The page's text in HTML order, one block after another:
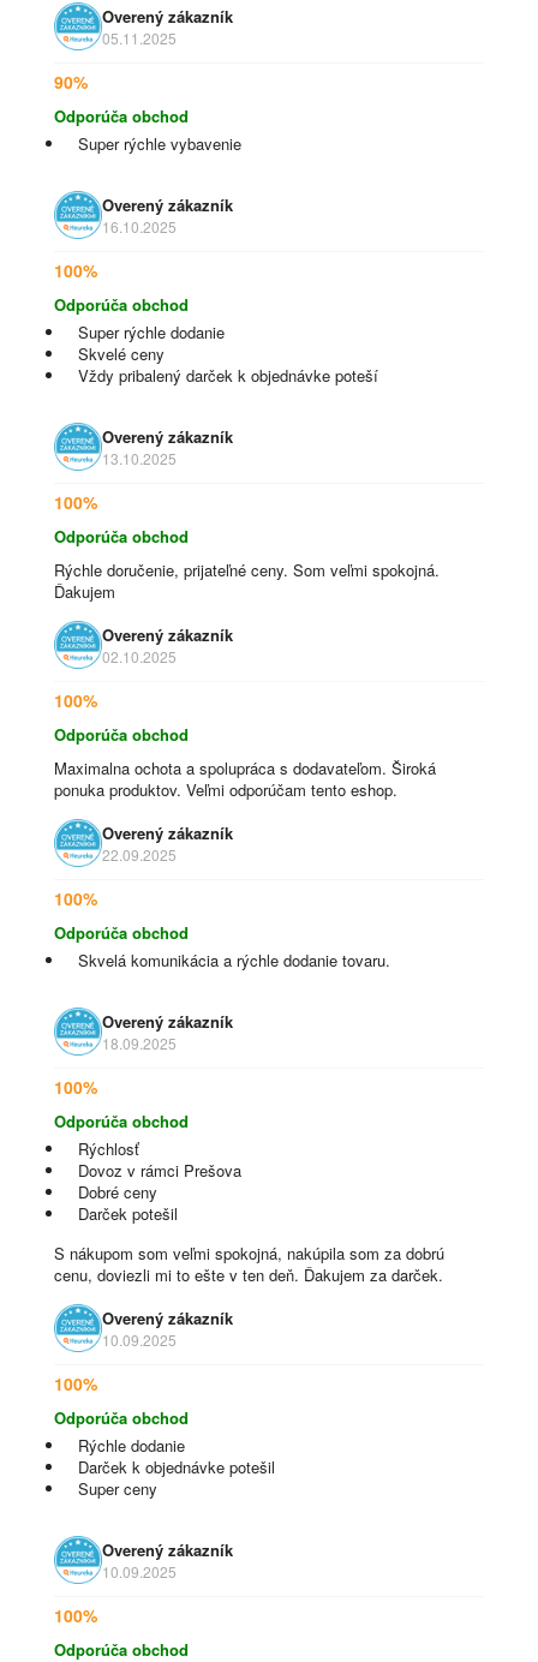
Overený zákazník
05.11.2025
90%
Odporúča obchod
Super rýchle vybavenie
Overený zákazník
16.10.2025
100%
Odporúča obchod
Super rýchle dodanie
Skvelé ceny
Vždy pribalený darček k objednávke poteší
Overený zákazník
13.10.2025
100%
Odporúča obchod
Rýchle doručenie, prijateľné ceny. Som veľmi spokojná.
Ďakujem
Overený zákazník
02.10.2025
100%
Odporúča obchod
Maximalna ochota a spolupráca s dodavateľom. Široká
ponuka produktov. Veľmi odporúčam tento eshop.
Overený zákazník
22.09.2025
100%
Odporúča obchod
Skvelá komunikácia a rýchle dodanie tovaru.
Overený zákazník
18.09.2025
100%
Odporúča obchod
Rýchlosť
Dovoz v rámci Prešova
Dobré ceny
Darček potešil
S nákupom som veľmi spokojná, nakúpila som za dobrú
cenu, doviezli mi to ešte v ten deň. Ďakujem za darček.
Overený zákazník
10.09.2025
100%
Odporúča obchod
Rýchle dodanie
Darček k objednávke potešil
Super ceny
Overený zákazník
10.09.2025
100%
Odporúča obchod